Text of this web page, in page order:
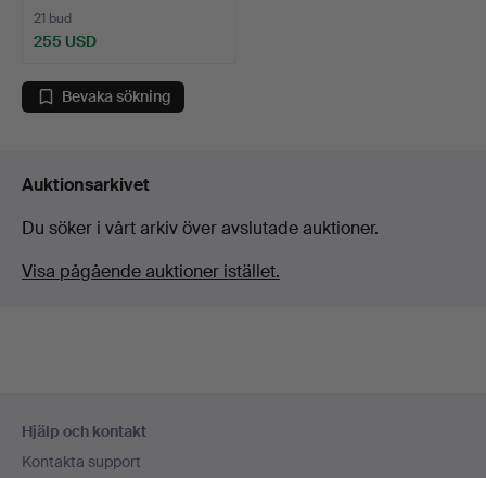
21 bud
255 USD
Bevaka sökning
Auktionsarkivet
Du söker i vårt arkiv över avslutade auktioner.
Visa pågående auktioner istället.
Hjälp och kontakt
Kontakta support